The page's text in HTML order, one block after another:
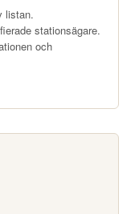
listan.
stationsägare.
och